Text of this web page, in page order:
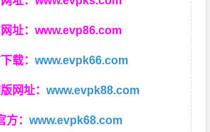
址：www.evp86.com
载：www.evpk66.com
网址：www.evpk88.com
方：www.evpk68.com